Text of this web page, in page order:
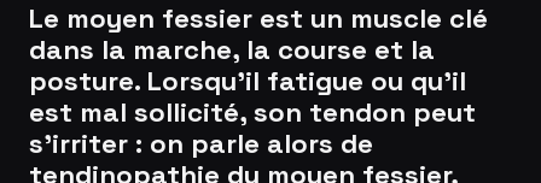
Le moyen fessier est un muscle clé
dans la marche, la course et la
posture. Lorsqu’il fatigue ou qu’il
est mal sollicité, son tendon peut
s’irriter : on parle alors de
tendinopathie du moyen fessier,